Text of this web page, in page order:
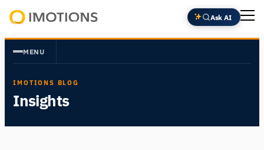
内
容
を
ス
ッ
Insight
Ask AI
MENU
IMOTIONS BLOG
Insights